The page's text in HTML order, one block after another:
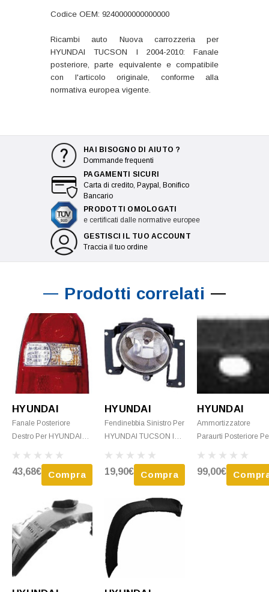
Codice OEM: 9240000000000000
Ricambi auto Nuova carrozzeria per
HYUNDAI TUCSON I 2004-2010: Fanale
posteriore, parte equivalente e compatibile
con l'articolo originale, conforme alla
normativa europea vigente.
HAI BISOGNO DI AIUTO ?
Dommande frequenti
PAGAMENTI SICURI
Carta di credito, Paypal, Bonifico
Bancario
PRODOTTI OMOLOGATI
e certificati dalle normative europee
GESTISCI IL TUO ACCOUNT
Traccia il tuo ordine
Prodotti correlati
HYUNDAI
Fanale Posteriore
Destro Per HYUNDAI
Incolore, Nuovo
43,68€ Compra
HYUNDAI
Fendinebbia Sinistro Per
HYUNDAI TUCSON I
19,90€ Compra
HYUNDAI
Ammortizzatore
Paraurti Posteriore
2004-2010, Nuovo
99,00€